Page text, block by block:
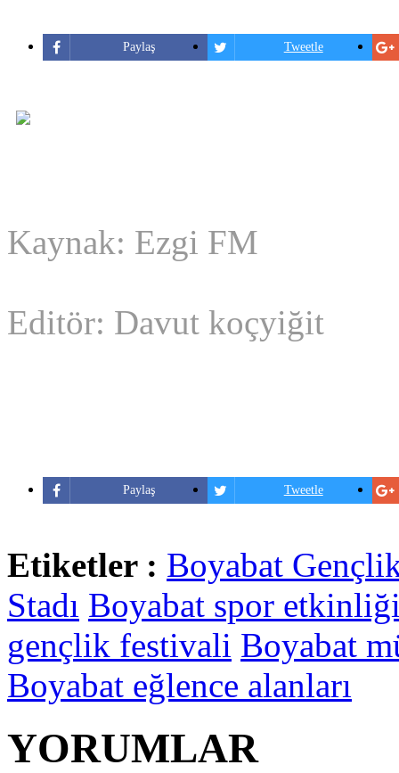
Paylaş Tweetle
Kaynak: Ezgi FM
Editör: Davut koçyiğit
Paylaş Tweetle
Etiketler : Boyabat
Stadı Boyabat spor
gençlik festivali Boyabat
Boyabat eğlence alanları
YORUMLAR